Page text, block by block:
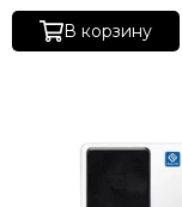
В корзину